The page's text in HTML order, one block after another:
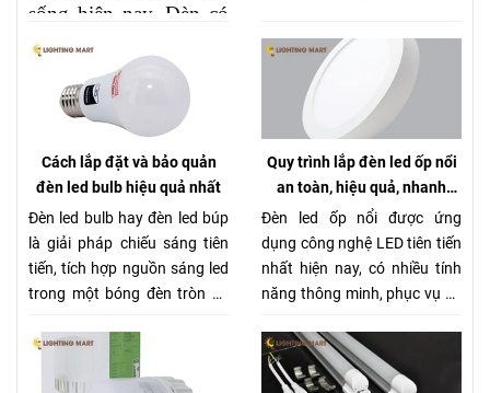
sống hiện nay. Đèn có
tính năng ưu việt hơn
so với các đèn pha
thông thường trước
đây.
sở hữu loại bóng này. Hôm
nay chúng tôi sẽ chia sẻ cho
bạn một số bí kíp mua sản
phẩm này giá rẻ nhưng vẫn
chất lượng nhé.
Cách lắp đặt và bảo quản
đèn led bulb hiệu quả nhất
Đèn led bulb hay đèn led búp
là giải pháp chiếu sáng tiên
tiến, tích hợp nguồn sáng led
trong một bóng đèn tròn để
thống, tạo không gian ấm áp,
thoải mái cho ngôi nhà bạn.
Quy trình lắp đèn led ốp nổi
an toàn, hiệu quả, nhanh
chóng
Đèn led ốp nổi được ứng
dụng công nghệ LED tiên tiến
nhất hiện nay, có nhiều tính
năng thông minh, phục vụ và
tiêu dùng trong thời gian
qua.